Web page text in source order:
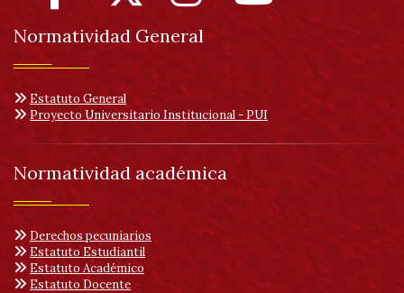
Normatividad General
Estatuto General
Proyecto Universitario Institucional - PUI
Normatividad académica
Derechos pecuniarios
Estatuto Estudiantil
Estatuto Académico
Estatuto Docente